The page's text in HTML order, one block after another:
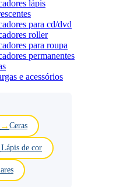
lápis
para cd/dvd
roller
para roupa
permanentes
e acessórios
Ceras
Lápis de cor